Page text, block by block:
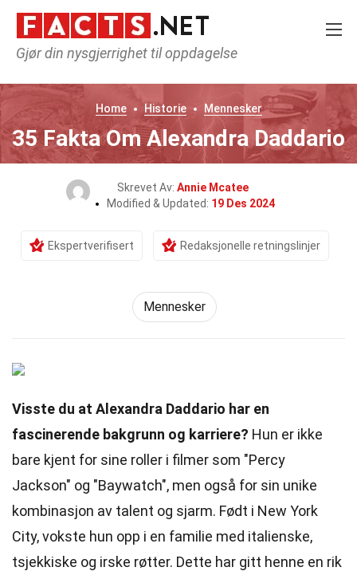
Gjør din nysgjerrighet til oppdagelse
Home Historie Mennesker
35 Fakta Om Alexandra Daddario
Skrevet Av: Annie Mcatee
Modified & Updated: 19 Des 2024
Ekspertverifisert Redaksjonelle retningslinjer
Mennesker
Visste du at Alexandra Daddario har en
fascinerende bakgrunn og karriere? Hun er ikke
bare kjent for sine roller i filmer som "Percy
Jackson" og "Baywatch", men også for sin unike
kombinasjon av talent og sjarm. Født i New York
City, vokste hun opp i en familie med italienske,
tsjekkiske og irske røtter. Dette har gitt henne en rik